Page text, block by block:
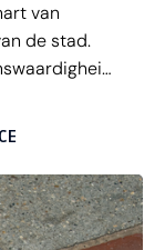
van
de stad.
van
hun